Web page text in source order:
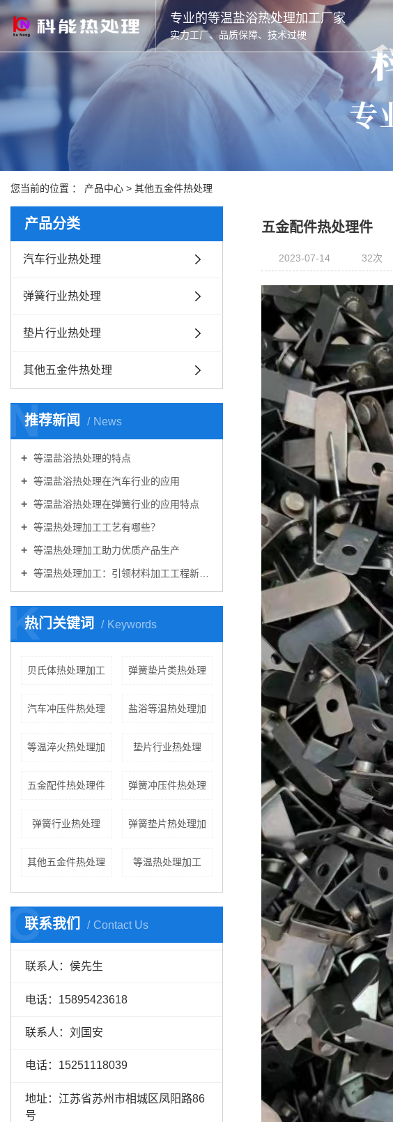
专业的等温盐浴热处理加工厂家
实力工厂、品质保障、技术过硬
您当前的位置 ： 产品中心 > 其他五金件热处理
产品分类
汽车行业热处理
弹簧行业热处理
垫片行业热处理
其他五金件热处理
推荐新闻 News
N
等温盐浴热处理的特点
等温盐浴热处理在汽车行业的应用
等温盐浴热处理在弹簧行业的应用特点
等温热处理加工工艺有哪些？
等温热处理加工助力优质产品生产
等温热处理加工：引领材料加工工程新篇章
热门关键词 Keywords
K
贝氏体热处理加工 弹簧垫片类热处理
汽车冲压件热处理 盐浴等温热处理加
等温淬火热处理加 垫片行业热处理
五金配件热处理件 弹簧冲压件热处理
弹簧行业热处理 弹簧垫片热处理加
其他五金件热处理 等温热处理加工
联系我们 Contact Us
C
联系人：侯先生
电话：15895423618
联系人：刘国安
电话：15251118039
地址：江苏省苏州市相城区凤阳路86
号
五金配件热处理件
2023-07-14 32次